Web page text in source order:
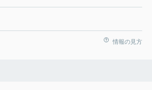
情報の見方